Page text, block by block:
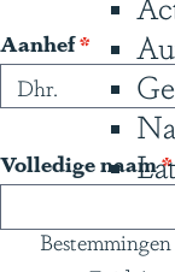
e
Bestemmingen
Aanhef*v
r
l
i
c
Volledige naam*